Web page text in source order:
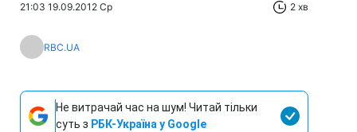
21:03 19.09.2012 Ср 2 хв
RBC.UA
Не витрачай час на шум! Читай тільки
суть з РБК-Україна у Google